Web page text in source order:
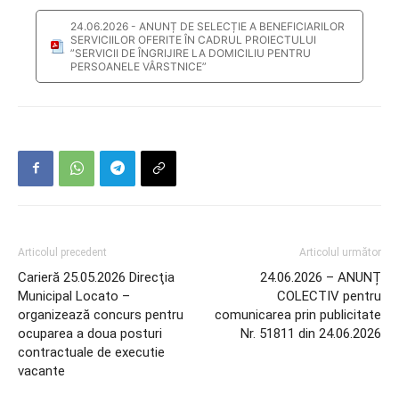
24.06.2026 - ANUNȚ DE SELECȚIE A BENEFICIARILOR
SERVICIILOR OFERITE ÎN CADRUL PROIECTULUI
”SERVICII DE ÎNGRIJIRE LA DOMICILIU PENTRU
PERSOANELE VÂRSTNICE”
Articolul precedent
Carieră 25.05.2026 Direcţia
Municipal Locato –
organizează concurs pentru
ocuparea a doua posturi
contractuale de executie
vacante
Articolul următor
24.06.2026 – ANUNȚ
COLECTIV pentru
comunicarea prin publicitate
Nr. 51811 din 24.06.2026